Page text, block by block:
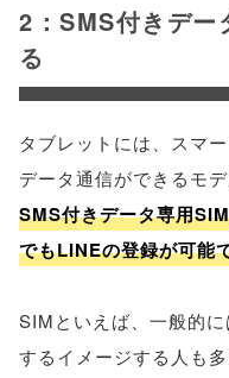
2：SMS付きデー
る
タブレットには、スマ
データ通信ができるモデ
SMS付きデータ専用
でもLINEの登録が可能
SIMといえば、一般的
するイメージする人も